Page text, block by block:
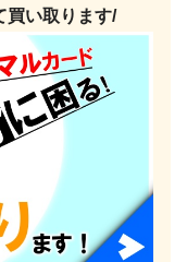
買い取ります/